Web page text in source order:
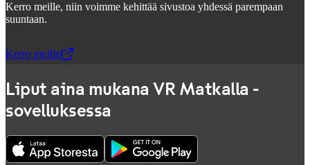
Kerro meille, niin voimme kehittää sivustoa yhdessä parempaan
suuntaan.
Kerro meille
,Avataan uudessa välilehdessä
Liput aina mukana VR Matkalla -
sovelluksessa